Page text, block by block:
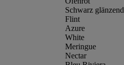
Schwarz glänzend
Flint
Azure
White
Meringue
Nectar